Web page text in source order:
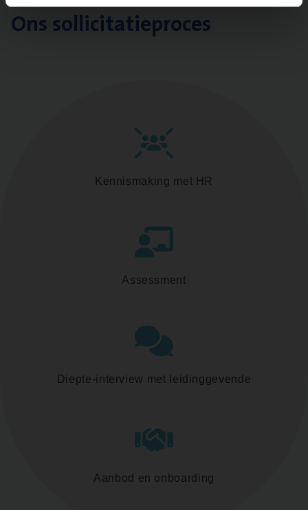
Ons sollicitatieproces
Kennismaking met HR
Assessment
Diepte-interview met leidinggevende
Aanbod en onboarding